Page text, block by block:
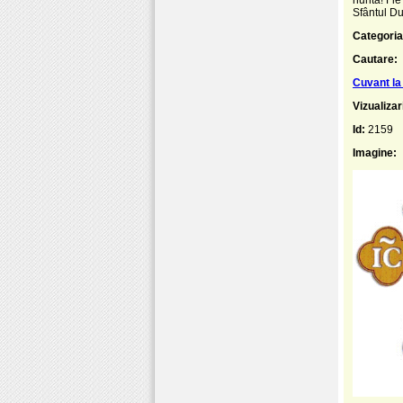
Sfântul
Cautare:
Cuvant
Id: 2159
Imagine: